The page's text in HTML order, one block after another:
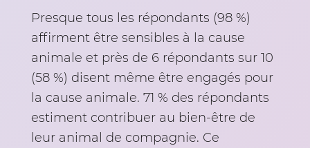
Presque tous les répondants (98 %)
affirment être sensibles à la cause
animale et près de 6 répondants sur 10
(58 %) disent même être engagés pour
la cause animale. 71 % des répondants
estiment contribuer au bien-être de
leur animal de compagnie. Ce